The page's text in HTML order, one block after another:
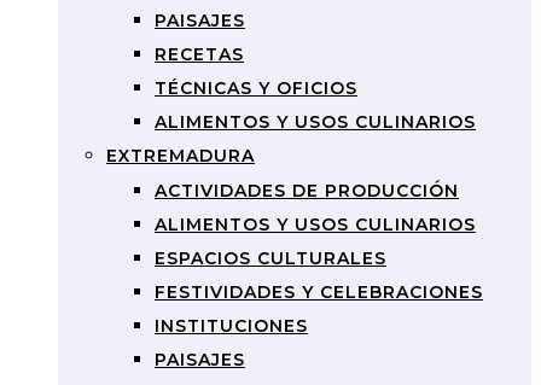
PAISAJES
RECETAS
TÉCNICAS Y OFICIOS
ALIMENTOS Y USOS CULINARIOS
EXTREMADURA
ACTIVIDADES DE PRODUCCIÓN
ALIMENTOS Y USOS CULINARIOS
ESPACIOS CULTURALES
FESTIVIDADES Y CELEBRACIONES
INSTITUCIONES
PAISAJES